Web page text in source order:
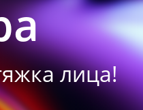
лица!